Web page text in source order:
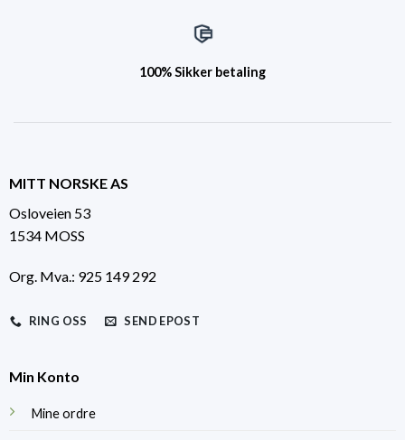
100% Sikker betaling
MITT NORSKE AS
Osloveien 53
1534 MOSS
Org. Mva.: 925 149 292
RING OSS SEND EPOST
Min Konto
Mine ordre